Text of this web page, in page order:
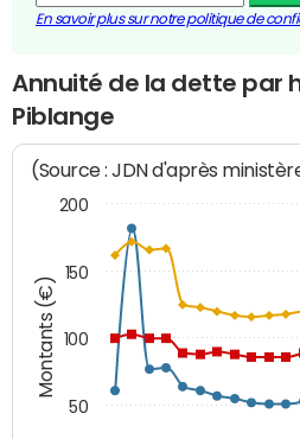
En savoir plus sur notre politique de
Annuité de la dette par
Piblange
Montants (€)
(Source : JDN d'après
50
100
150
200